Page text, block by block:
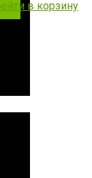
в корзину